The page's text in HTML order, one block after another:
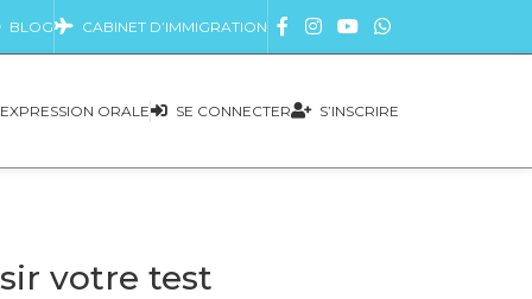
BLOG CABINET D’IMMIGRATION
EXPRESSION ORALE SE CONNECTER S’INSCRIRE
votre test